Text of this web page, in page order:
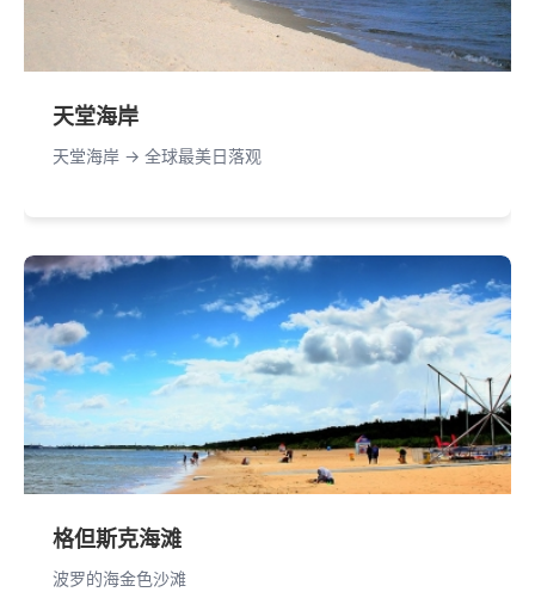
天堂海岸
天堂海岸 -> 全球最美日落观
格但斯克海滩
波罗的海金色沙滩